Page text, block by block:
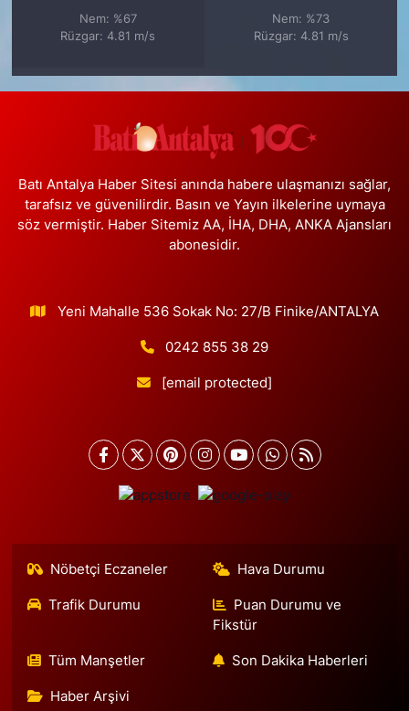
Nem: %67
Rüzgar: 4.81 m/s
Nem: %73
Rüzgar: 4.81 m/s
Batı Antalya Haber Sitesi anında habere ulaşmanızı sağlar,
tarafsız ve güvenilirdir. Basın ve Yayın ilkelerine uymaya
söz vermiştir. Haber Sitemiz AA, İHA, DHA, ANKA Ajansları
abonesidir.
Yeni Mahalle 536 Sokak No: 27/B Finike/ANTALYA
0242 855 38 29
[email protected]
Nöbetçi Eczaneler Hava Durumu
Trafik Durumu
Puan Durumu ve
Fikstür
Tüm Manşetler Son Dakika Haberleri
Haber Arşivi